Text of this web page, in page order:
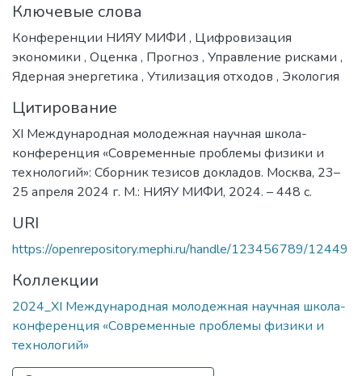
Ключевые слова
Конференции НИЯУ МИФИ , Цифровизация
экономики , Оценка , Прогноз , Управление рисками ,
Ядерная энергетика , Утилизация отходов , Экология
Цитирование
XI Международная молодежная научная школа-
конференция «Современные проблемы физики и
технологий»: Сборник тезисов докладов. Москва, 23–
25 апреля 2024 г. М.: НИЯУ МИФИ, 2024. – 448 с.
URI
https://openrepository.mephi.ru/handle/123456789/12449
Коллекции
2024_XI Международная молодежная научная школа-
конференция «Современные проблемы физики и
технологий»